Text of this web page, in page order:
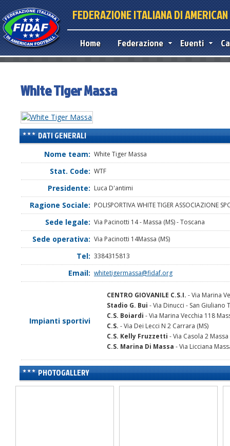
FEDERAZIONE ITALIANA DI
Home Federazione Eventi
White Tiger Massa
DATI GENERALI
Nome team: White Tiger Massa
Stat. Code: WTF
Presidente: Luca D'antimi
Ragione Sociale: POLISPORTIVA WHITE TIGER ASSOCIAZIONE
Sede legale: Via Pacinotti 14 - Massa (MS) - Toscana
Sede operativa: Via Pacinotti 14Massa (MS)
Tel: 3384315813
Email: whitetigermassa@fidaf.org
Impianti sportivi
CENTRO GIOVANILE C.S.I. - Via Marina
Stadio G. Bui - Via Dinucci - San Giuliano
C.S. Boiardi - Via Marina Vecchia 118
C.S. - Via Dei Lecci N 2 Carrara (MS)
C.S. Kelly Fruzzetti - Via Casola 2 Massa
C.S. Marina Di Massa - Via Licciana
PHOTOGALLERY